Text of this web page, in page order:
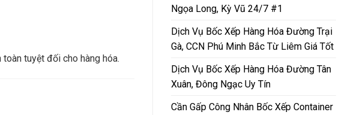
tuyệt đối cho hàng hóa.
Ngọa Long, Kỳ Vũ 24/7 #1
Dịch Vụ Bốc Xếp Hàng Hóa Đường Trại
Gà, CCN Phú Minh Bắc Từ Liêm Giá Tốt
Dịch Vụ Bốc Xếp Hàng Hóa Đường Tân
Xuân, Đông Ngạc Uy Tín
Cần Gấp Công Nhân Bốc Xếp Container